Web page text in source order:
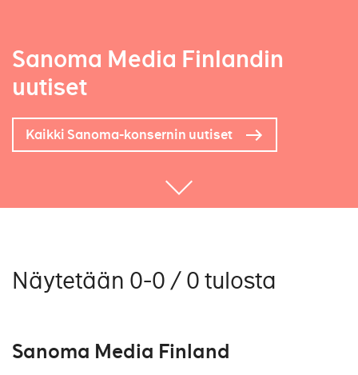
Sanoma Media Finlandin
uutiset
Kaikki Sanoma-konsernin uutiset
Näytetään 0-0 / 0 tulosta
Sanoma Media Finland